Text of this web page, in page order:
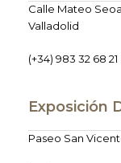
Calle Mateo
Valladolid
(+34) 983 32 68 21
Exposición
Paseo San